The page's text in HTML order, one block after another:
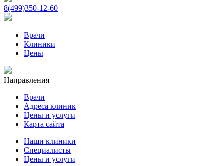
8(499)350-12-60
Врачи
Клиники
Цены
Направления
Врачи
Адреса клиник
Цены и услуги
Карта сайта
Наши клиники
Специалисты
Цены и услуги